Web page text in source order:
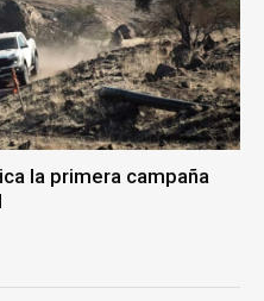
la primera campaña